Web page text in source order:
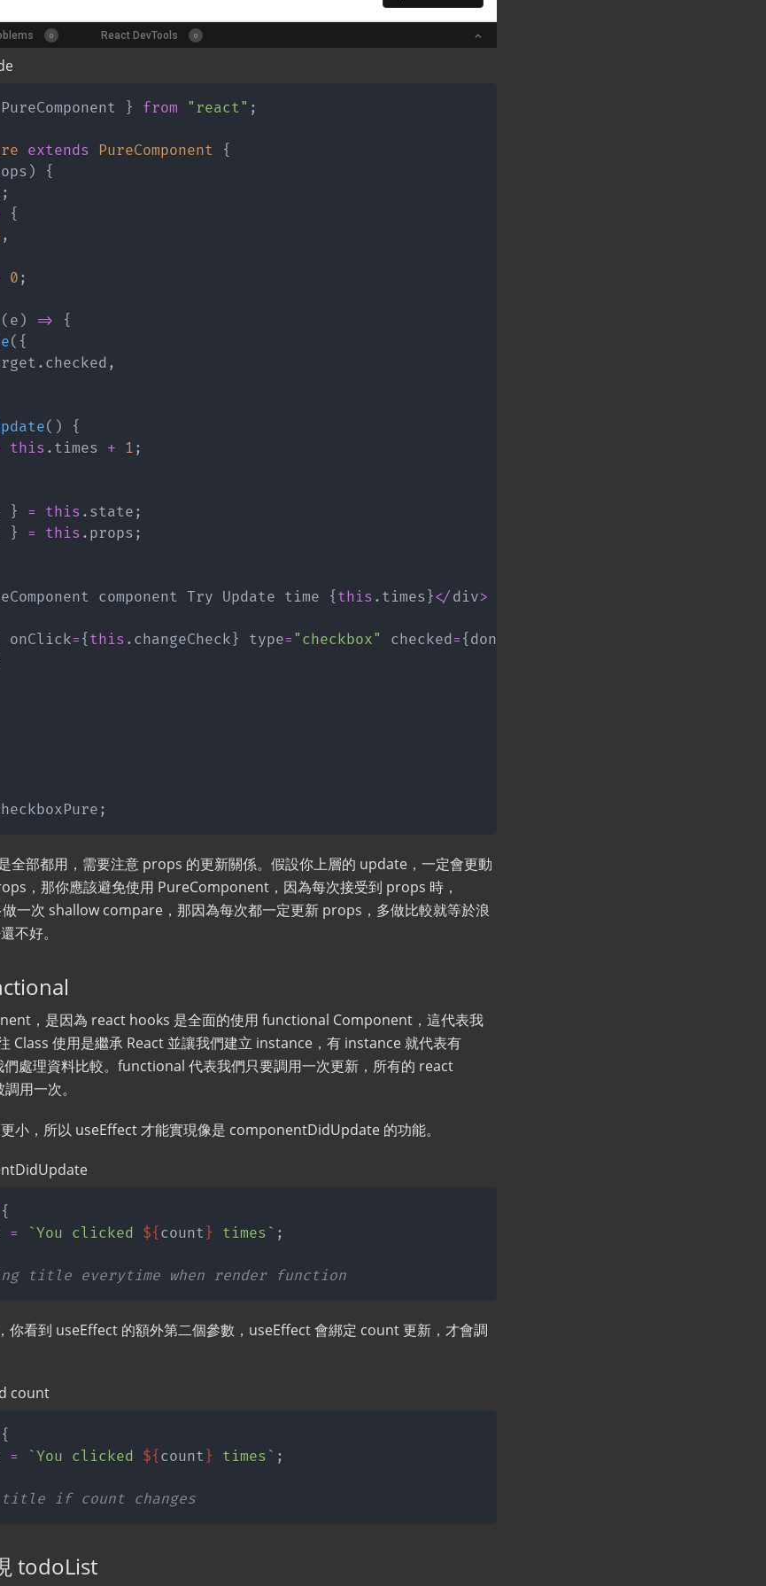
PureComponent } from "react" ;
extends PureComponent
{
)
{
;
{
,
0 ;
( e ) =>
{
( {
. checked ,
( )
{
this . times + 1 ;
} = this . state ;
} = this . props ;
component Try Update time { this . times }</div>
onClick= { this . changeCheck } type= "checkbox" checked= { done
;
全部都用，需要注意 props 的更新關係。假設你上層的 update，一定會更動
，那你應該避免使用 PureComponent，因為每次接受到 props 時，
一次 shallow compare，那因為每次都一定更新 props，多做比較就等於浪
不好。
，是因為 react hooks 是全面的使用 functional Component，這代表我
Class 使用是繼承 React 並讓我們建立 instance，有 instance 就代表有
處理資料比較。functional 代表我們只要調用一次更新，所有的 react
用一次。
小，所以 useEffect 才能實現像是 componentDidUpdate 的功能。
{
= `You clicked ${ count } times ` ;
everytime when render function
你看到 useEffect 的額外第二個參數，useEffect 會綁定 count 更新，才會調
count
{
= `You clicked ${ count } times ` ;
if count changes
todoList